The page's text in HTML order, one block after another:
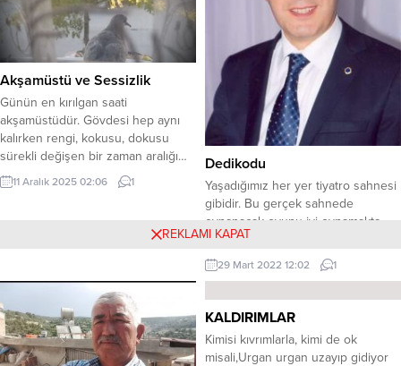
Akşamüstü ve Sessizlik
Günün en kırılgan saati
akşamüstüdür. Gövdesi hep aynı
kalırken rengi, kokusu, dokusu
sürekli değişen bir zaman aralığı…
İnsan o saatlerde kendini olduğu
gibi bulur ya da olduğuna inandığı
gölgeleri uzamaya, kuşlar günün...
11 Aralık 2025 02:06 1
Dedikodu
Yaşadığımız her yer tiyatro sahnesi
gibidir. Bu gerçek sahnede
oynanacak oyunu iyi oynamakta
elimizde kötü oynamakta elimizde.
Büyük işler yapamayabiliriz, ama
küçük işleri oyunun kuralına uygun
yaratabiliriz. Unutmayınız ki uzun
Geceden cep telefonunuzu şarja
29 Mart 2022 12:02 1
KALDIRIMLAR
Kimisi kıvrımlarla, kimi de ok
misali,Urgan urgan uzayıp gidiyor
REKLAMI KAPAT